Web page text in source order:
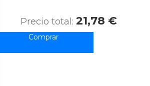
Precio total: 21,78 €